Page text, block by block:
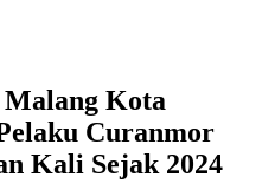
Kota
Curanmor
Kali Sejak 2024